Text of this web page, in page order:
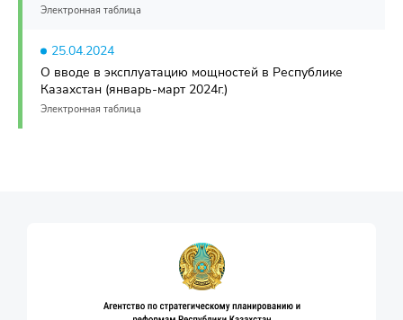
Электронная таблица
25.04.2024
О вводе в эксплуатацию мощностей в Республике
Казахстан (январь-март 2024г.)
Электронная таблица